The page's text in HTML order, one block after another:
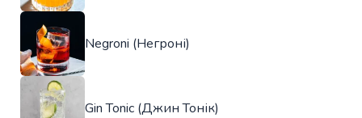
Negroni (Негроні)
Gin Tonic (Джин Тонік)